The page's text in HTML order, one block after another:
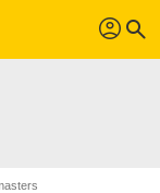
profil search